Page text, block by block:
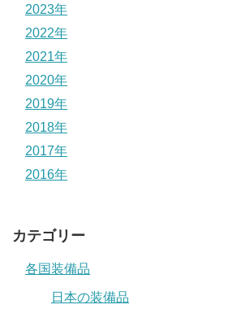
2023年
2022年
2021年
2020年
2019年
2018年
2017年
2016年
カテゴリー
各国装備品
日本の装備品